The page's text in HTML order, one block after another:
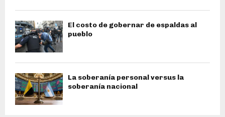
El costo de gobernar de espaldas al
pueblo
La soberanía personal versus la
soberanía nacional